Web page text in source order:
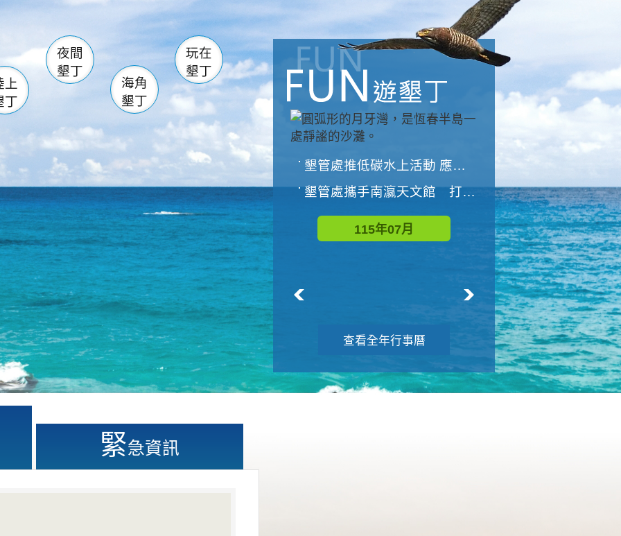
南仁湖
滿州 佳樂水
森林遊樂區
墾管處遊客中心
社頂公園 風吹沙
船帆石 龍磐公園
香蕉灣 龍坑
鵝鑾鼻
上
丁
夜間
墾丁
海角
墾丁
玩在
墾丁
墾管處推低碳水上活動 應屆畢業生限額免費參加
墾管處攜手南瀛天文館 打造沉浸式天文探索營隊
115年07月
與國家公園有約-優游潮間
115年08月
查看全年行事曆
緊急資訊